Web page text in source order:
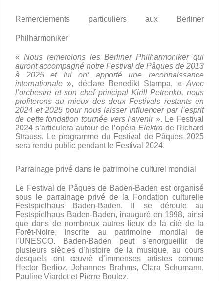
Remerciements particuliers aux Berliner
Philharmoniker
« Nous remercions les Berliner Philharmoniker qui
auront accompagné notre Festival de Pâques de 2013
à 2025 et lui ont apporté une reconnaissance
internationale », déclare Benedikt Stampa. « Avec
l’orchestre et son chef principal Kirill Petrenko, nous
profiterons au mieux des deux Festivals restants en
2024 et 2025 pour nous laisser influencer par l’esprit
de cette fondation tournée vers l’avenir». Le Festival
2024 s’articulera autour de l’opéra Elektra de Richard
Strauss. Le programme du Festival de Pâques 2025
sera rendu public pendant le Festival 2024.
Parrainage privé dans le patrimoine culturel mondial
Le Festival de Pâques de Baden-Baden est organisé
sous le parrainage privé de la Fondation culturelle
Festspielhaus Baden-Baden. Il se déroule au
Festspielhaus Baden-Baden, inauguré en 1998, ainsi
que dans de nombreux autres lieux de la cité de la
Forêt-Noire, inscrite au patrimoine mondial de
l’UNESCO. Baden-Baden peut s’enorgueillir de
plusieurs siècles d’histoire de la musique, au cours
desquels ont œuvré d’immenses artistes comme
Hector Berlioz, Johannes Brahms, Clara Schumann,
Pauline Viardot et Pierre Boulez.